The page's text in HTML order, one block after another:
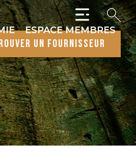
ESPACE MEMBRES
un fournisseur